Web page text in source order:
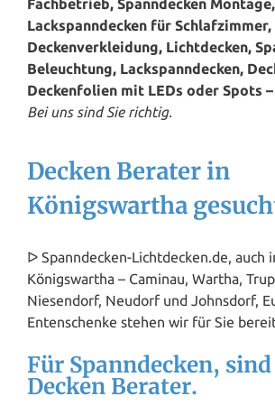
Fachbetrieb, Spanndecken Montage,
Lackspanndecken für Schlafzimmer,
Deckenverkleidung, Lichtdecken,
Beleuchtung, Lackspanndecken,
Deckenfolien mit LEDs oder Spots –
Bei uns sind Sie richtig.
Decken Berater in
Königswartha
ᐅ Spanndecken-Lichtdecken.de, auch
Königswartha – Caminau, Wartha,
Niesendorf, Neudorf und Johnsdorf,
Entenschenke stehen wir für Sie
Für Spanndecken,
Decken Berater.